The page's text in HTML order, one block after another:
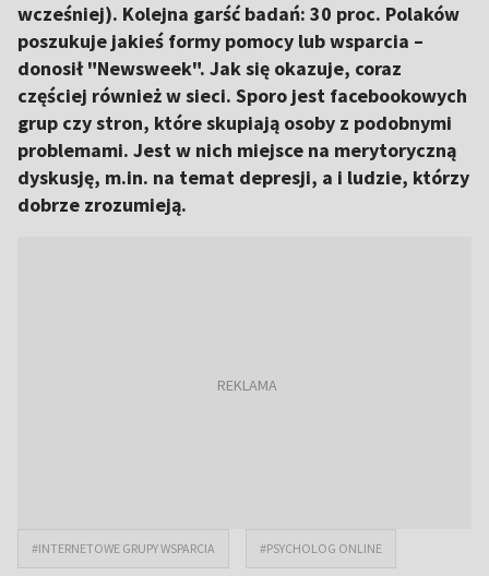
wcześniej). Kolejna garść badań: 30 proc. Polaków
poszukuje jakieś formy pomocy lub wsparcia –
donosił "Newsweek". Jak się okazuje, coraz
częściej również w sieci. Sporo jest facebookowych
grup czy stron, które skupiają osoby z podobnymi
problemami. Jest w nich miejsce na merytoryczną
dyskusję, m.in. na temat depresji, a i ludzie, którzy
dobrze zrozumieją.
#INTERNETOWE GRUPY WSPARCIA #PSYCHOLOG ONLINE